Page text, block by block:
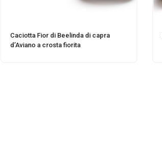
Caciotta Fior di Beelinda di capra
d’Aviano a crosta fiorita